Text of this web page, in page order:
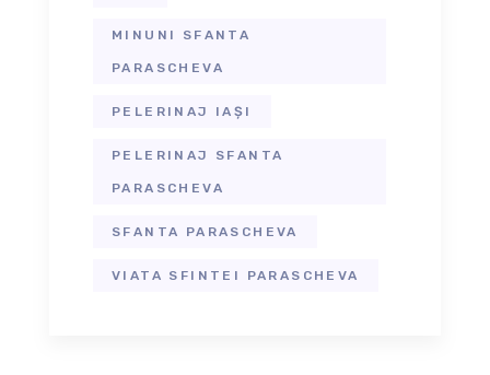
MINUNI SFANTA
PARASCHEVA
PELERINAJ IAȘI
PELERINAJ SFANTA
PARASCHEVA
SFANTA PARASCHEVA
VIATA SFINTEI PARASCHEVA